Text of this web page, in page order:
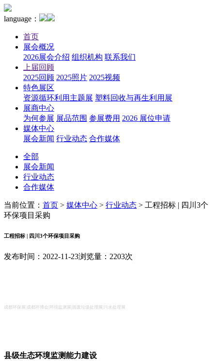
language：
首页
展会概况
2026展会介绍 组织机构 联系我们
上届回顾
2025回顾 2025照片 2025视频
特色展区
资源循环利用主题展 塑料回收与再生利用展
展商中心
为何参展 展品范围 参展费用 2026 展位申请
媒体中心
展会新闻 行业动态 合作媒体
全部
展会新闻
行业动态
合作媒体
当前位置： 首页 > 媒体中心 > 行业动态 > 工程招标 | 四川3个
环保项目采购
工程招标 | 四川3个环保项目采购
发布时间：2022-11-23浏览量：2203次
成都环保展|成都环博会|环境监测展|固废垃圾处理展|污水处理展
县级生态环境监测能力建设